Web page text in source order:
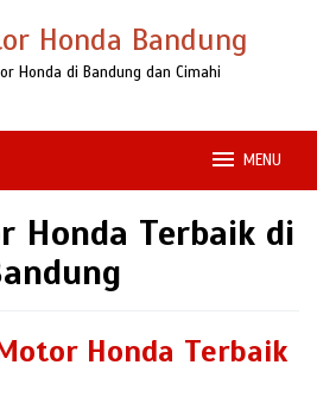
Honda Bandung
Honda di Bandung dan Cimahi
MENU
Honda Terbaik di
Honda Terbaik